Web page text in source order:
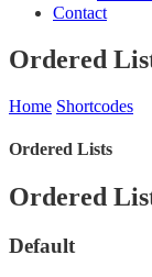
Contact
Ordered
Home Shortcodes
Ordered Lists
Ordered
Default